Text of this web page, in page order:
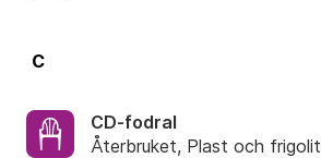
C
CD-fodral
Återbruket, Plast och frigolit